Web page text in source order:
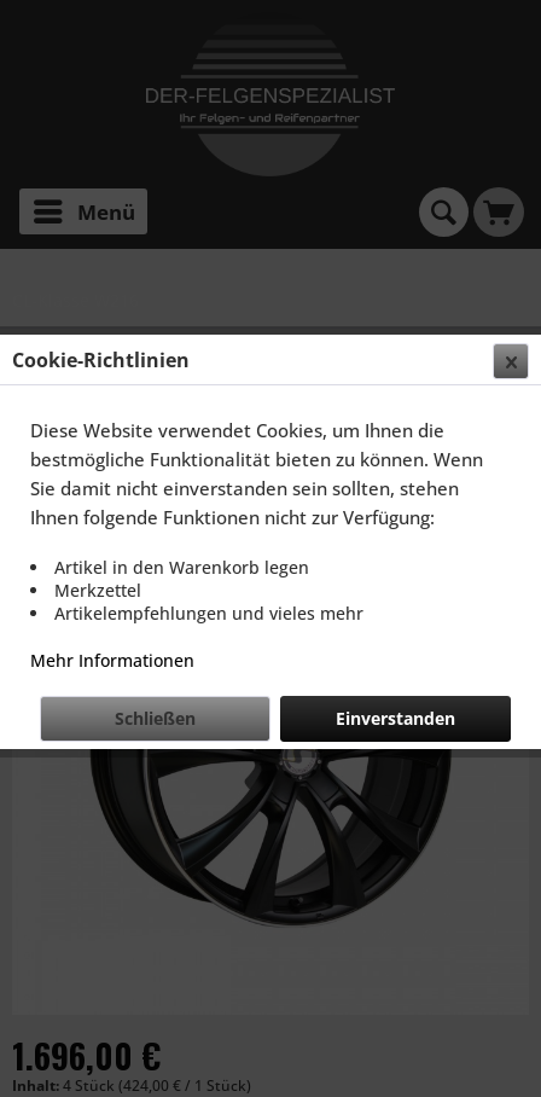
Menü
SCHMIDT FELGEN 20 ZOLL STORMER FÜR
MERCEDES-BENZ CL-KLASSE W216, SATINBLACK
HORNPOLIERT
1.696,00 €
Inhalt:4 Stück (424,00 € / 1 Stück)
Cookie-Richtlinien
Diese Website verwendet Cookies, um Ihnen die
bestmögliche Funktionalität bieten zu können. Wenn
Sie damit nicht einverstanden sein sollten, stehen
Ihnen folgende Funktionen nicht zur Verfügung:
Artikel in den Warenkorb legen
Merkzettel
Artikelempfehlungen und vieles mehr
Mehr Informationen
Einverstanden
Schließen